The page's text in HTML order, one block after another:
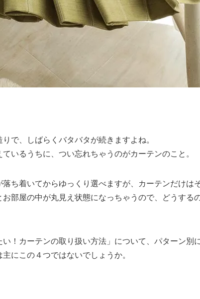
で、しばらくバタバタが続きますよね。
いるうちに、つい忘れちゃうのがカーテンのこと。
ち着いてからゆっくり選べますが、カーテンだけは
部屋の中が丸見え状態になっちゃうので、どうする
！カーテンの取り扱い方法」について、パターン別
にこの４つではないでしょうか。